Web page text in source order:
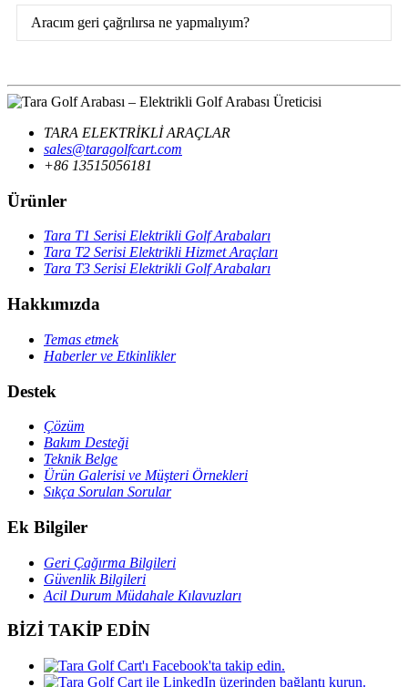
Aracım geri çağrılırsa ne yapmalıyım?
TARA ELEKTRİKLİ ARAÇLAR
sales@taragolfcart.com
+86 13515056181
Ürünler
Tara T1 Serisi Elektrikli Golf Arabaları
Tara T2 Serisi Elektrikli Hizmet Araçları
Tara T3 Serisi Elektrikli Golf Arabaları
Hakkımızda
Temas etmek
Haberler ve Etkinlikler
Destek
Çözüm
Bakım Desteği
Teknik Belge
Ürün Galerisi ve Müşteri Örnekleri
Sıkça Sorulan Sorular
Ek Bilgiler
Geri Çağırma Bilgileri
Güvenlik Bilgileri
Acil Durum Müdahale Kılavuzları
BİZİ TAKİP EDİN